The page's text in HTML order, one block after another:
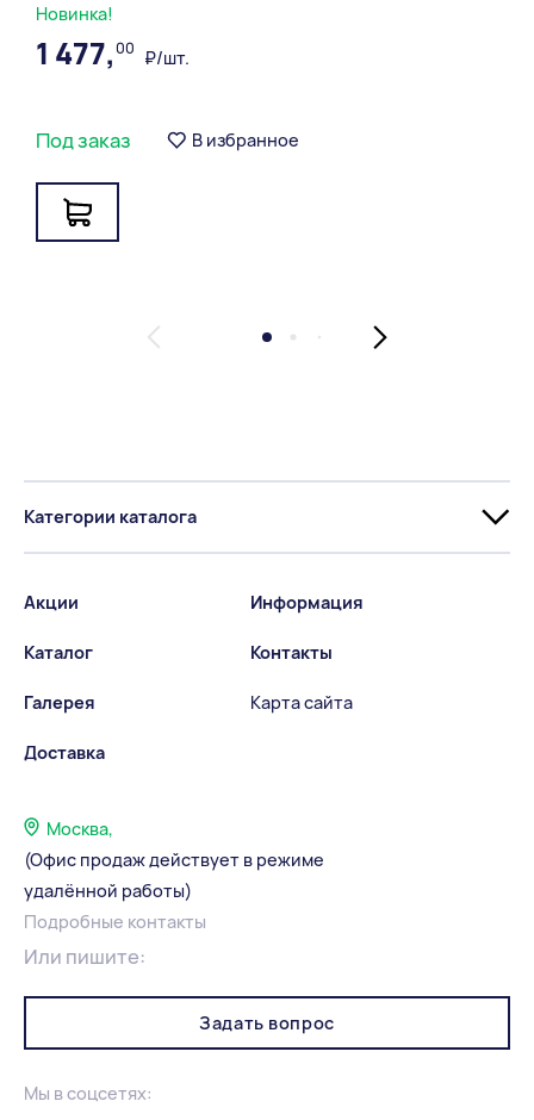
Новинка!
1 477,00 ₽/шт.
Под заказ В избранное
Категории каталога
Акции
Каталог
Галерея
Доставка
Информация
Контакты
Карта сайта
Москва,
(Офис продаж действует в режиме
удалённой работы)
Подробные контакты
Или пишите:
Задать вопрос
Мы в соцсетях: